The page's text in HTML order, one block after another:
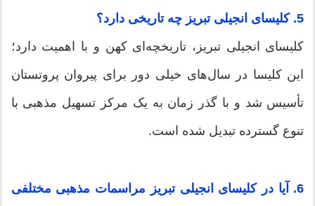
5. کلیسای انجیلی تبریز چه تاریخی دارد؟
کلیسای انجیلی تبریز، تاریخچه‌ای کهن و با اهمیت دارد؛
این کلیسا در سال‌های خیلی دور برای پیروان پروتستان
تأسیس شد و با گذر زمان به یک مرکز تسهیل مذهبی با
تنوع گسترده تبدیل شده است.
6. آیا در کلیسای انجیلی تبریز مراسمات مذهبی مختلفی